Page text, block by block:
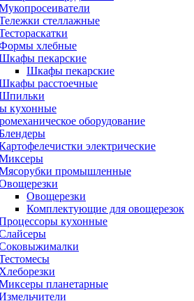
стеллажные
хлебные
пекарские
Шкафы пекарские
расстоечные
кухонные
оборудование
электрические
промышленные
Овощерезки
Комплектующие для овощерезок
кухонные
Хлеборезки
планетарные